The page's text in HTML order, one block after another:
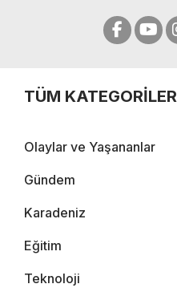
TÜM KATEGORİLER
Olaylar ve Yaşananlar
Gündem
Karadeniz
Eğitim
Teknoloji